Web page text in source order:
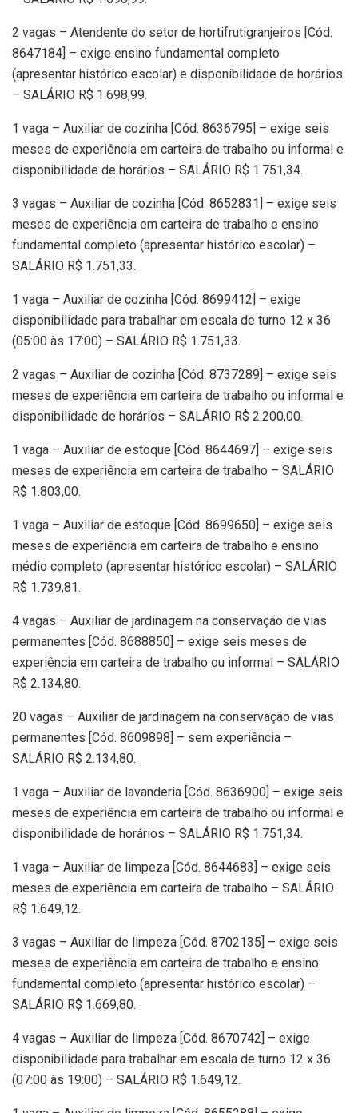
2 vagas – Atendente do setor de hortifrutigranjeiros [Cód.
8647184] – exige ensino fundamental completo
(apresentar histórico escolar) e disponibilidade de horários
– SALÁRIO R$ 1.698,99.
1 vaga – Auxiliar de cozinha [Cód. 8636795] – exige seis
meses de experiência em carteira de trabalho ou informal e
disponibilidade de horários – SALÁRIO R$ 1.751,34.
3 vagas – Auxiliar de cozinha [Cód. 8652831] – exige seis
meses de experiência em carteira de trabalho e ensino
fundamental completo (apresentar histórico escolar) –
SALÁRIO R$ 1.751,33.
1 vaga – Auxiliar de cozinha [Cód. 8699412] – exige
disponibilidade para trabalhar em escala de turno 12 x 36
(05:00 às 17:00) – SALÁRIO R$ 1.751,33.
2 vagas – Auxiliar de cozinha [Cód. 8737289] – exige seis
meses de experiência em carteira de trabalho ou informal e
disponibilidade de horários – SALÁRIO R$ 2.200,00.
1 vaga – Auxiliar de estoque [Cód. 8644697] – exige seis
meses de experiência em carteira de trabalho – SALÁRIO
R$ 1.803,00.
1 vaga – Auxiliar de estoque [Cód. 8699650] – exige seis
meses de experiência em carteira de trabalho e ensino
médio completo (apresentar histórico escolar) – SALÁRIO
R$ 1.739,81.
4 vagas – Auxiliar de jardinagem na conservação de vias
permanentes [Cód. 8688850] – exige seis meses de
experiência em carteira de trabalho ou informal – SALÁRIO
R$ 2.134,80.
20 vagas – Auxiliar de jardinagem na conservação de vias
permanentes [Cód. 8609898] – sem experiência –
SALÁRIO R$ 2.134,80.
1 vaga – Auxiliar de lavanderia [Cód. 8636900] – exige seis
meses de experiência em carteira de trabalho ou informal e
disponibilidade de horários – SALÁRIO R$ 1.751,34.
1 vaga – Auxiliar de limpeza [Cód. 8644683] – exige seis
meses de experiência em carteira de trabalho – SALÁRIO
R$ 1.649,12.
3 vagas – Auxiliar de limpeza [Cód. 8702135] – exige seis
meses de experiência em carteira de trabalho e ensino
fundamental completo (apresentar histórico escolar) –
SALÁRIO R$ 1.669,80.
4 vagas – Auxiliar de limpeza [Cód. 8670742] – exige
disponibilidade para trabalhar em escala de turno 12 x 36
(07:00 às 19:00) – SALÁRIO R$ 1.649,12.